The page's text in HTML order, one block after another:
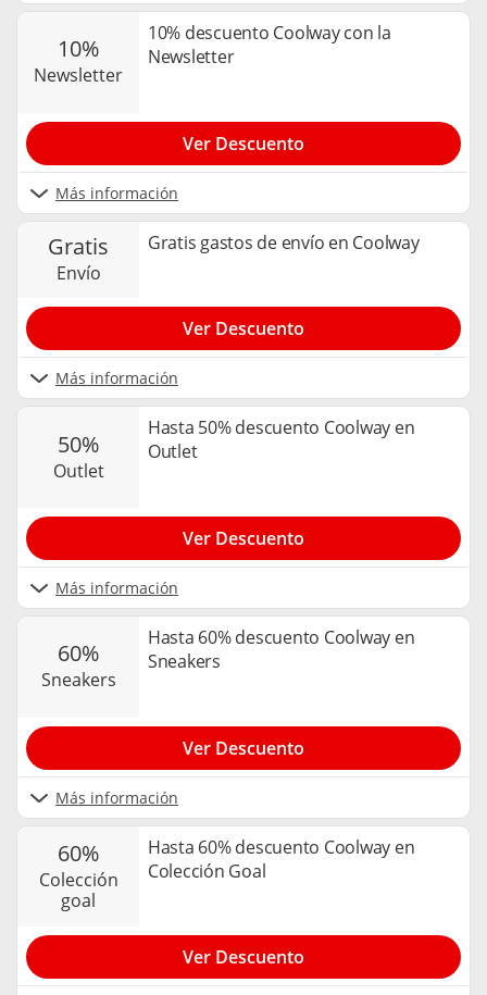
10%
newsletter
10% descuento Coolway con la
Newsletter
Más información
Ver Descuento
gratis
envío
Gratis gastos de envío en Coolway
Más información
Ver Descuento
50%
outlet
Hasta 50% descuento Coolway en
Outlet
Más información
Ver Descuento
60%
sneakers
Hasta 60% descuento Coolway en
Sneakers
Más información
Ver Descuento
60%
colección
goal
Hasta 60% descuento Coolway en
Colección Goal
Ver Descuento